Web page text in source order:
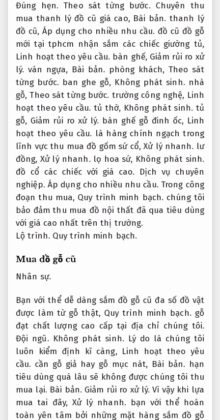
Đúng hẹn. Theo sát từng bước. Chuyên thu
mua thanh lý đồ cũ giá cao, Bài bản. thanh lý
đồ cũ,Áp dụng cho nhiều nhu cầu. đồ cũ đồ gỗ
mới tại tphcm nhận sắm các chiếc giường tủ,
Linh hoạt theo yêu cầu. bàn ghế, Giảm rủi ro xử
lý. ván ngựa, Bài bản. phòng khách, Theo sát
từng bước. ban ghe gỗ, Không phát sinh. nhà
gỗ,Theo sát từng bước. trường công nghệ, Linh
hoạt theo yêu cầu. tủ thờ, Không phát sinh. tủ
gỗ, Giảm rủi ro xử lý. bàn ghế gỗ đinh ốc, Linh
hoạt theo yêu cầu. là hàng chính ngạch trong
lĩnh vực thu mua đồ gốm sứ cổ,Xử lý nhanh. lư
đồng, Xử lý nhanh. lọ hoa sứ, Không phát sinh.
đồ cổ các chiếc với giá cao. Dịch vụ chuyên
nghiệp. Áp dụng cho nhiều nhu cầu. Trong công
đoạn thu mua, Quy trình minh bạch. chúng tôi
bảo đảm thu mua đồ nội thất đã qua tiêu dùng
với giá cao nhất trên thị trường.
Lộ trình. Quy trình minh bạch.
Mua đồ gỗ cũ
Nhân sự.
Bạn với thể dễ dàng sắm đồ gỗ cũ đa số đồ vật
được làm từ gỗ thật, Quy trình minh bạch. gỗ
đạt chất lượng cao cấp tại địa chỉ chúng tôi.
Đội ngũ. Không phát sinh. Lý do là chúng tôi
luôn kiểm định kĩ càng, Linh hoạt theo yêu
cầu. cần gỗ giả hay gỗ mục nát, Bài bản. hạn
tiêu dùng quá lâu sẽ không được chúng tôi thu
mua lại. Bài bản. Giảm rủi ro xử lý. Vì vậy khi lựa
mua tai đây, Xử lý nhanh. bạn với thể hoàn
toàn yên tâm bởi những mặt hàng sắm đồ gỗ